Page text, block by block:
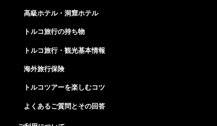
高級ホテル・洞窟ホテル
トルコ旅行の持ち物
トルコ旅行・観光基本情報
海外旅行保険
トルコツアーを楽しむコツ
よくあるご質問とその回答